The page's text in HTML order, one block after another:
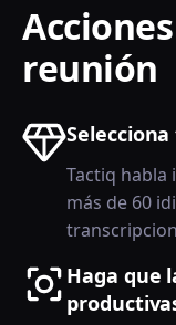
reunión
Tactiq habla
más de 60
Haga que